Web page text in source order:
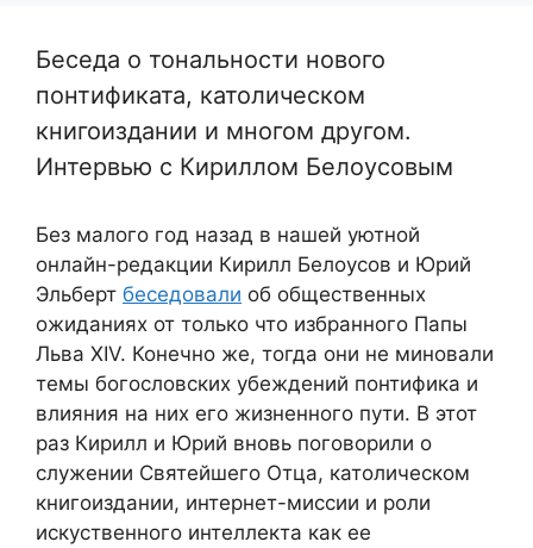
Беседа о тональности нового
понтификата, католическом
книгоиздании и многом другом.
Интервью с Кириллом Белоусовым
Без малого год назад в нашей уютной
онлайн-редакции Кирилл Белоусов и Юрий
Эльберт беседовали об общественных
ожиданиях от только что избранного Папы
Льва XIV. Конечно же, тогда они не миновали
темы богословских убеждений понтифика и
влияния на них его жизненного пути. В этот
раз Кирилл и Юрий вновь поговорили о
служении Святейшего Отца, католическом
книгоиздании, интернет-миссии и роли
искуственного интеллекта как ее